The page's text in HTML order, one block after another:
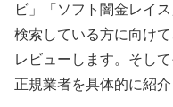
ビ」「ソフト闇金レイ
検索している方に向け
レビューします。そし
正規業者を具体的に紹介